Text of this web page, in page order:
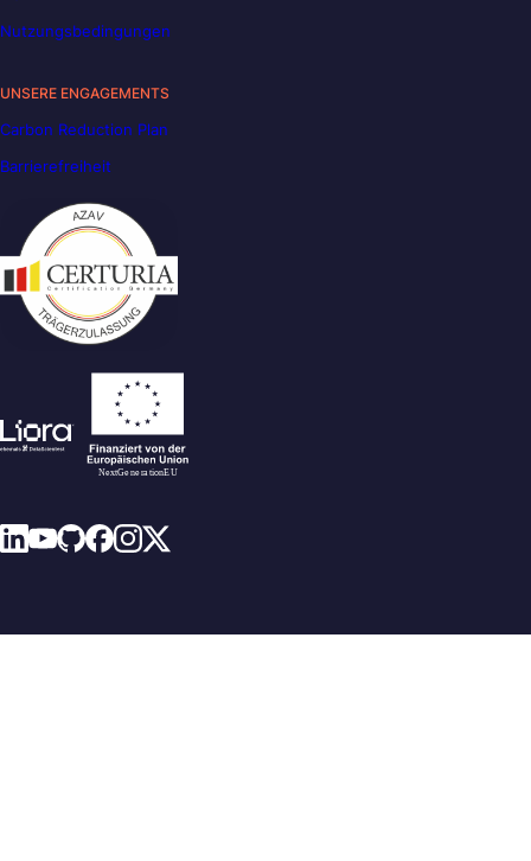
Nutzungsbedingungen
UNSERE ENGAGEMENTS
Carbon Reduction Plan
Barrierefreiheit